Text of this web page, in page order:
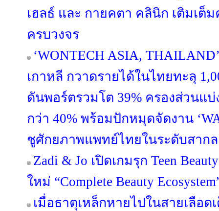
เฮลธ์ และ กายคตา คลินิก เติมเ
ครบวงจร
‘WONTECH ASIA,
เกาหลี กวาดรายได้ในไทยทะลุ
ดันพอร์ตรวมโต 39% ครองส่วนแบ่
กว่า 40% พร้อมปักหมุดจัดงาน
ชูศักยภาพแพทย์ไทยในระดับสากล
Zadi & Jo เปิดเกมรุก Teen
ใหม่ “Complete Beauty
เมื่อธาตุเหล็กหายไปในสายเลือด